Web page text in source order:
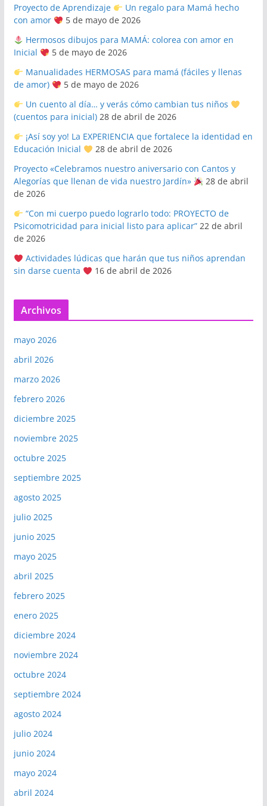
Proyecto de Aprendizaje
Un regalo para Mamá hecho
con amor
5 de mayo de 2026
Hermosos dibujos para MAMÁ: colorea con amor en
Inicial
5 de mayo de 2026
Manualidades HERMOSAS para mamá (fáciles y llenas
de amor)
5 de mayo de 2026
Un cuento al día… y verás cómo cambian tus niños
(cuentos para inicial) 28 de abril de 2026
¡Así soy yo! La EXPERIENCIA que fortalece la identidad en
Educación Inicial
28 de abril de 2026
Proyecto «Celebramos nuestro aniversario con Cantos y
Alegorías que llenan de vida nuestro Jardín»
28 de abril
de 2026
“Con mi cuerpo puedo lograrlo todo: PROYECTO de
Psicomotricidad para inicial listo para aplicar” 22 de abril
de 2026
Actividades lúdicas que harán que tus niños aprendan
sin darse cuenta
16 de abril de 2026
Archivos
mayo 2026
abril 2026
marzo 2026
febrero 2026
diciembre 2025
noviembre 2025
octubre 2025
septiembre 2025
agosto 2025
julio 2025
junio 2025
mayo 2025
abril 2025
febrero 2025
enero 2025
diciembre 2024
noviembre 2024
octubre 2024
septiembre 2024
agosto 2024
julio 2024
junio 2024
mayo 2024
abril 2024